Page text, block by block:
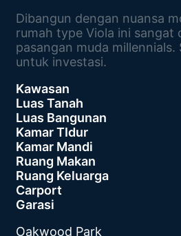
Dibangun dengan nuansa
rumah type Viola ini sangat
pasangan muda
untuk investasi.
Kawasan
Luas Tanah
Luas Bangunan
Kamar TIdur
Kamar Mandi
Ruang Makan
Ruang Keluarga
Carport
Garasi
Oakwood Park